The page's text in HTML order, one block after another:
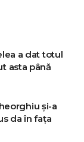
a dat totul
asta până
și-a
da în fața